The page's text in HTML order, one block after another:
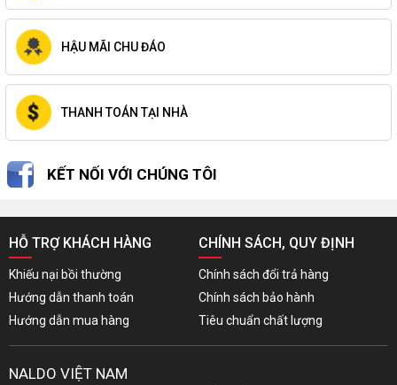
HẬU MÃI CHU ĐÁO
THANH TOÁN TẠI NHÀ
KẾT NỐI VỚI CHÚNG TÔI
HỖ TRỢ KHÁCH HÀNG
Khiếu nại bồi thường
Hướng dẫn thanh toán
Hướng dẫn mua hàng
CHÍNH SÁCH, QUY ĐỊNH
Chính sách đổi trả hàng
Chính sách bảo hành
Tiêu chuẩn chất lượng
NALDO VIỆT NAM